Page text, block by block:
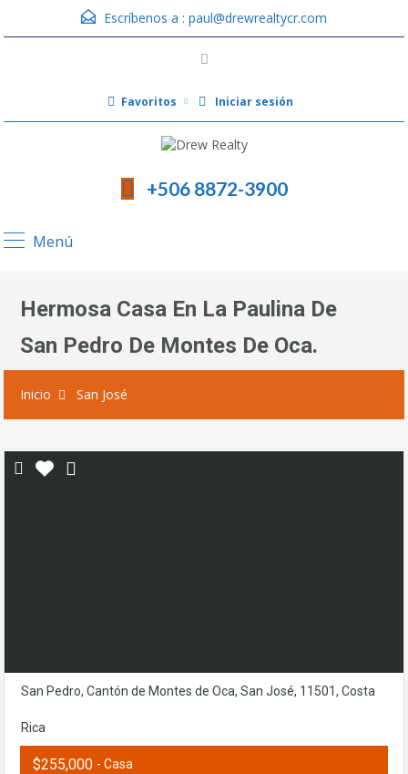
Escríbenos a : paul@drewrealtycr.com
Favoritos Iniciar sesión
+506 8872-3900
Menú
Hermosa Casa En La Paulina De
San Pedro De Montes De Oca.
Inicio San José
San Pedro, Cantón de Montes de Oca, San José, 11501, Costa
Rica
$255,000 - Casa